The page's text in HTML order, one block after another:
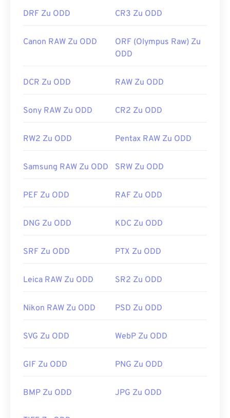
DRF Zu ODD CR3 Zu ODD
Canon RAW Zu ODD
ORF (Olympus Raw) Zu
ODD
DCR Zu ODD RAW Zu ODD
Sony RAW Zu ODD CR2 Zu ODD
RW2 Zu ODD Pentax RAW Zu ODD
Samsung RAW Zu ODD SRW Zu ODD
PEF Zu ODD RAF Zu ODD
DNG Zu ODD KDC Zu ODD
SRF Zu ODD PTX Zu ODD
Leica RAW Zu ODD SR2 Zu ODD
Nikon RAW Zu ODD PSD Zu ODD
SVG Zu ODD WebP Zu ODD
GIF Zu ODD PNG Zu ODD
BMP Zu ODD JPG Zu ODD